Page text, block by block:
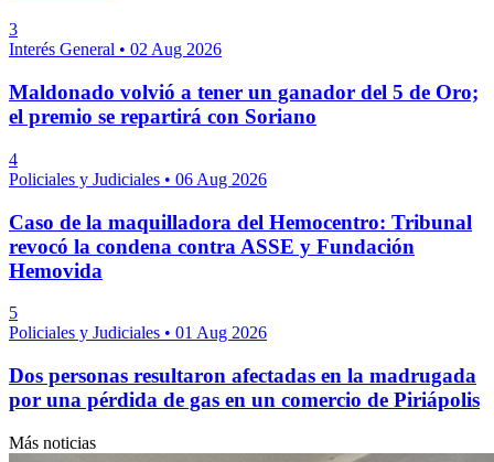
3
Interés General • 02 Aug 2026
Maldonado volvió a tener un ganador del 5 de Oro;
el premio se repartirá con Soriano
4
Policiales y Judiciales • 06 Aug 2026
Caso de la maquilladora del Hemocentro: Tribunal
revocó la condena contra ASSE y Fundación
Hemovida
5
Policiales y Judiciales • 01 Aug 2026
Dos personas resultaron afectadas en la madrugada
por una pérdida de gas en un comercio de Piriápolis
Más noticias